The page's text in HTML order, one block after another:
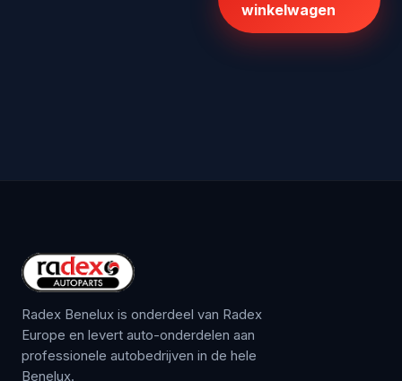
winkelwagen
Radex Benelux is onderdeel van Radex
Europe en levert auto-onderdelen aan
professionele autobedrijven in de hele
Benelux.